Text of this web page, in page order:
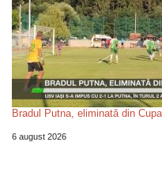
Bradul Putna, eliminată din
6 august 2026